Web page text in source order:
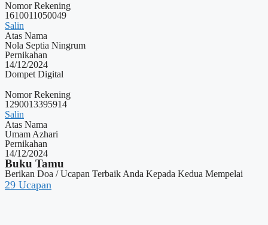
Nomor Rekening
1610011050049
Salin
Atas Nama
Nola Septia Ningrum
Pernikahan
14/12/2024
Dompet Digital
Nomor Rekening
1290013395914
Salin
Atas Nama
Umam Azhari
Pernikahan
14/12/2024
Buku Tamu
Berikan Doa / Ucapan Terbaik Anda Kepada Kedua Mempelai
29 Ucapan